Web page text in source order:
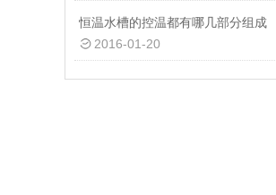
恒温水槽的控温都有哪几部分组成
2016-01-20